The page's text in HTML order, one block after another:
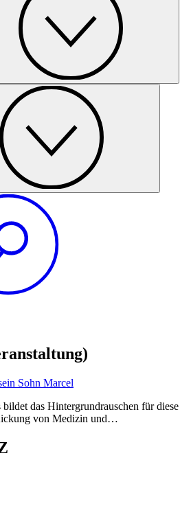
Sohn Marcel
das Hintergrundrauschen für
von Medizin und…